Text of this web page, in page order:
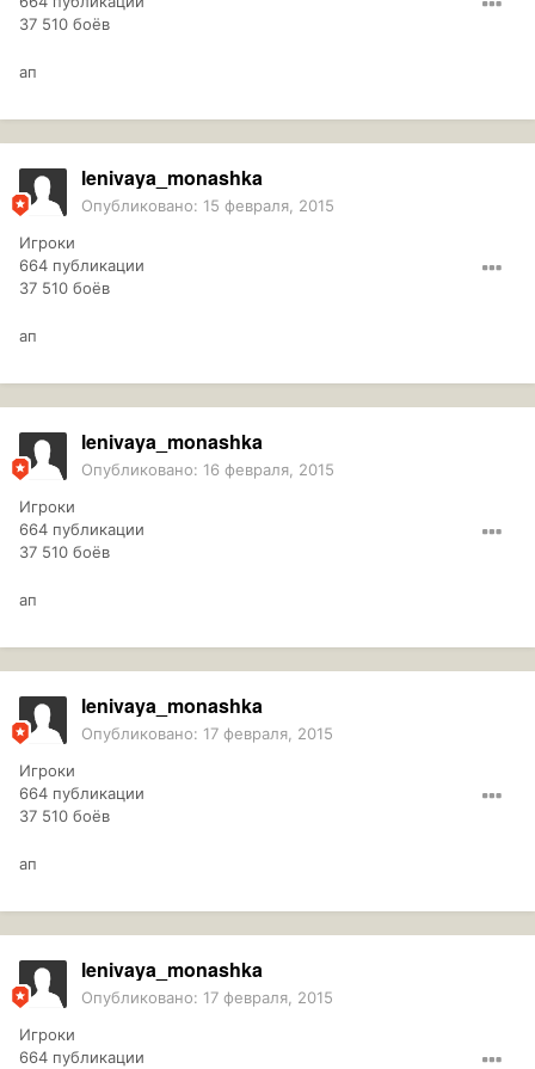
37 510 боёв
ап
lenivaya_monashka
Опубликовано: 15 февраля, 2015
Игроки
664 публикации
37 510 боёв
ап
lenivaya_monashka
Опубликовано: 16 февраля, 2015
Игроки
664 публикации
37 510 боёв
ап
lenivaya_monashka
Опубликовано: 17 февраля, 2015
Игроки
664 публикации
37 510 боёв
ап
lenivaya_monashka
Опубликовано: 17 февраля, 2015
Игроки
664 публикации